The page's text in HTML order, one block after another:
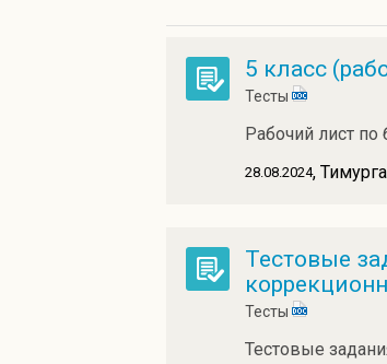
5 класс
Тесты
Рабочий лист
28.08.2024,
Тестовые
Тесты
Тестовые